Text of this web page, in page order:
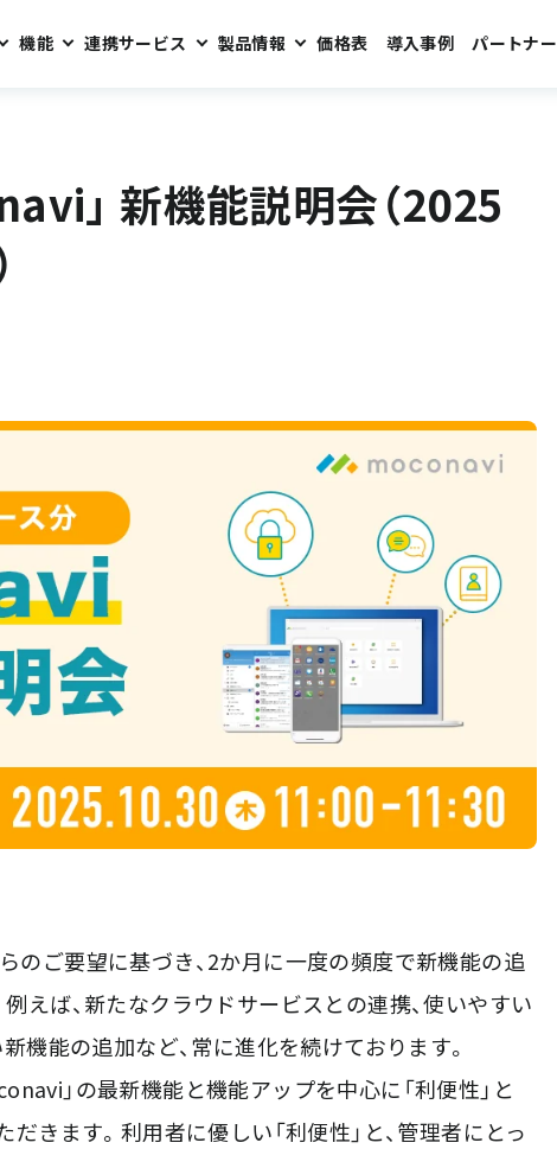
機能 連携サービス 製品情報 価格表 導入事例 パートナー
」 新機能説明会（2025
のご要望に基づき、2か月に一度の頻度で新機能の追
えば、新たなクラウドサービスとの連携、使いやすい
機能の追加など、常に進化を続けております。
」の最新機能と機能アップを中心に「利便性」と
きます。利用者に優しい「利便性」と、管理者にとっ